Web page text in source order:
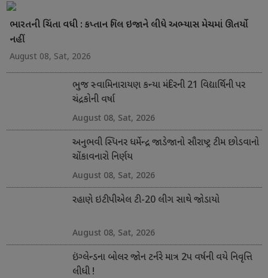
ભારતની ચિંતા વધી : કપ્તાન ગિલ ઇજાને લીધે અભ્યાસ મેચમાં ઊતર્યો
નહીં
August 08, Sat, 2026
ભુજ સ્વામિનારાયણ કન્યા મંદિરની 21 વિદ્યાર્થિની પર
ચંદ્રકોની વર્ષા
August 08, Sat, 2026
અનુભવી સ્પિનર ધર્મેન્દ્ર જાડેજાનો સૌરાષ્ટ્ર ટીમ છોડવાનો
ચોંકાવનારો નિર્ણય
August 08, Sat, 2026
રહાણે ઇટીપીએલ ટી-20 લીગ સાથે જોડાયો
August 08, Sat, 2026
ઇંગ્લેન્ડના બોલર જોન ટર્નરે માત્ર 2પ વર્ષની વયે નિવૃત્તિ
લીધી !